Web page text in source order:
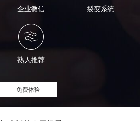
企业微信 裂变系统
熟人推荐
免费体验